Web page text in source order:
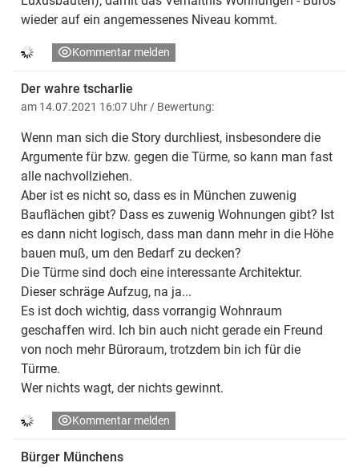
wieder auf ein angemessenes Niveau kommt.
Kommentar melden
Der wahre tscharlie
am 14.07.2021 16:07 Uhr / Bewertung:
Wenn man sich die Story durchliest, insbesondere die
Argumente für bzw. gegen die Türme, so kann man fast
alle nachvollziehen.
Aber ist es nicht so, dass es in München zuwenig
Bauflächen gibt? Dass es zuwenig Wohnungen gibt? Ist
es dann nicht logisch, dass man dann mehr in die Höhe
bauen muß, um den Bedarf zu decken?
Die Türme sind doch eine interessante Architektur.
Dieser schräge Aufzug, na ja...
Es ist doch wichtig, dass vorrangig Wohnraum
geschaffen wird. Ich bin auch nicht gerade ein Freund
von noch mehr Büroraum, trotzdem bin ich für die
Türme.
Wer nichts wagt, der nichts gewinnt.
Kommentar melden
Bürger Münchens